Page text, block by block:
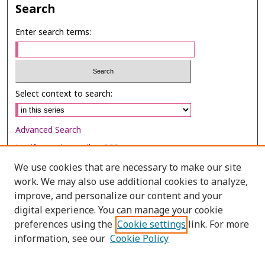
Search
Enter search terms:
Select context to search:
Advanced Search
Notify me via email orRSS
Browse
Collections
Disciplines
Authors
We use cookies that are necessary to make our site
work. We may also use additional cookies to analyze,
improve, and personalize our content and your
digital experience. You can manage your cookie
preferences using the Cookie settings link. For more
information, see our Cookie Policy